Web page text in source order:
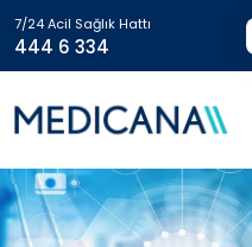
7/24 Acil Sağlık Hattı
444 6 334